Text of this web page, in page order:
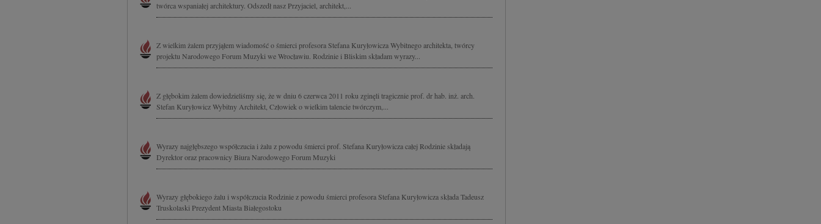
twórca wspaniałej architektury. Odszedł nasz Przyjaciel, architekt,...
Z wielkim żalem przyjąłem wiadomość o śmierci profesora Stefana Kuryłowicza Wybitnego architekta, twórcy
projektu Narodowego Forum Muzyki we Wrocławiu. Rodzinie i Bliskim składam wyrazy...
Z głębokim żalem dowiedzieliśmy się, że w dniu 6 czerwca 2011 roku zginęli tragicznie prof. dr hab. inż. arch.
Stefan Kuryłowicz Wybitny Architekt, Człowiek o wielkim talencie twórczym,...
Wyrazy najgłębszego współczucia i żalu z powodu śmierci prof. Stefana Kuryłowicza całej Rodzinie składają
Dyrektor oraz pracownicy Biura Narodowego Forum Muzyki
Wyrazy głębokiego żalu i współczucia Rodzinie z powodu śmierci profesora Stefana Kuryłowicza składa Tadeusz
Truskolaski Prezydent Miasta Białegostoku